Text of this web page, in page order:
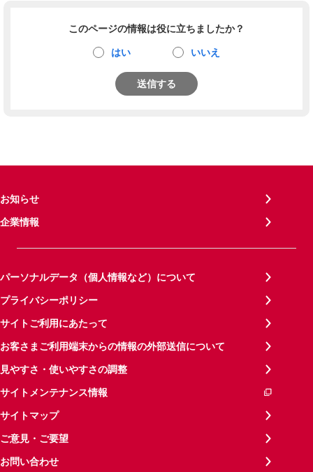
このページの情報は役に立ちましたか？
はい いいえ
送信する
お知らせ
企業情報
パーソナルデータ（個人情報など）について
プライバシーポリシー
サイトご利用にあたって
お客さまご利用端末からの情報の外部送信について
見やすさ・使いやすさの調整
サイトメンテナンス情報
サイトマップ
ご意見・ご要望
お問い合わせ